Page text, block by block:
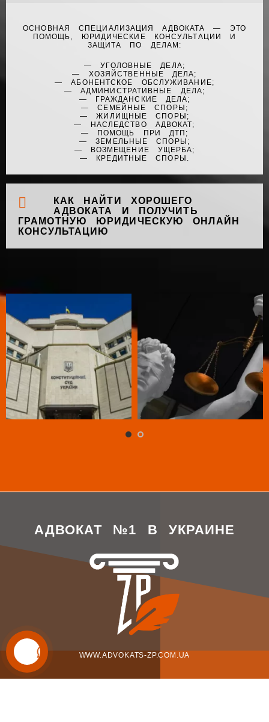
ОСНОВНАЯ СПЕЦИАЛИЗАЦИЯ АДВОКАТА — ЭТО
ПОМОЩЬ, ЮРИДИЧЕСКИЕ КОНСУЛЬТАЦИИ И
ЗАЩИТА ПО ДЕЛАМ:
— УГОЛОВНЫЕ ДЕЛА;
— ХОЗЯЙСТВЕННЫЕ ДЕЛА;
— АБОНЕНТСКОЕ ОБСЛУЖИВАНИЕ;
— АДМИНИСТРАТИВНЫЕ ДЕЛА;
— ГРАЖДАНСКИЕ ДЕЛА;
— СЕМЕЙНЫЕ СПОРЫ;
— ЖИЛИЩНЫЕ СПОРЫ;
— НАСЛЕДСТВО АДВОКАТ;
— ПОМОЩЬ ПРИ ДТП;
— ЗЕМЕЛЬНЫЕ СПОРЫ;
— ВОЗМЕЩЕНИЕ УЩЕРБА;
— КРЕДИТНЫЕ СПОРЫ.
КАК НАЙТИ ХОРОШЕГО
АДВОКАТА И ПОЛУЧИТЬ
ГРАМОТНУЮ ЮРИДИЧЕСКУЮ ОНЛАЙН
КОНСУЛЬТАЦИЮ
АДВОКАТ №1 В УКРАИНЕ
WWW.ADVOKATS-ZP.COM.UA